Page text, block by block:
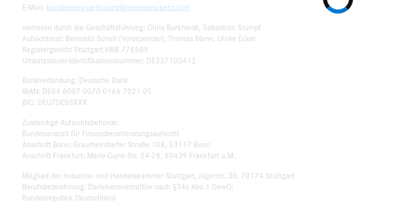
E-Mail: kundenservice-leasing@mercedes-benz.com
vertreten durch die Geschäftsführung: Chris Burkhardt, Sebastian Stumpf
Aufsichtsrat: Benedikt Schell (Vorsitzender), Thomas Mann, Ulrike Eckel
Registergericht Stuttgart HRB 776509
Umsatzsteuer-Identifikationsnummer: DE337100412
Bankverbindung: Deutsche Bank
IBAN: DE04 6007 0070 0166 7021 05
BIC: DEUTDESSXXX
Zuständige Aufsichtsbehörde:
Bundesanstalt für Finanzdienstleistungsaufsicht
Anschrift Bonn: Graurheindorfer Straße 108, 53117 Bonn
Anschrift Frankfurt: Marie-Curie-Str. 24-28, 60439 Frankfurt a.M.
Mitglied der Industrie- und Handelskammer Stuttgart, Jägerstr. 30, 70174 Stuttgart
Berufsbezeichnung: Darlehensvermittler nach §34c Abs.1 GewO;
Bundesrepublik Deutschland